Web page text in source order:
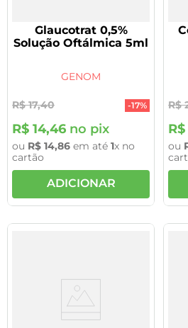
Glaucotrat 0,5%
Solução Oftálmica 5ml
GENOM
R$ 17,40 -17%
R$ 14,46 no pix
ou R$ 14,86 em até 1x no
cartão
ADICIONAR
R$
R$
ou